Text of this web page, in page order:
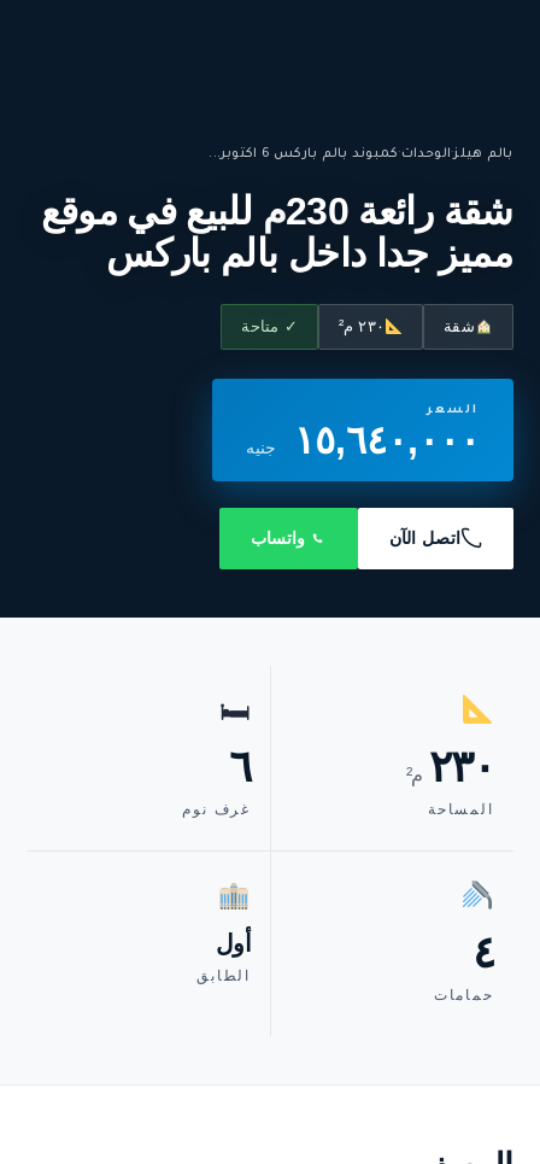
بالم هيلز·الوحدات·كمبوند بالم باركس 6 اكتوبر...
شقة رائعة 230م للبيع في موقع
مميز جدا داخل بالم باركس
شقة ٢٣٠ م² ✓ متاحة
السعر
١٥,٦٤٠,٠٠٠ جنيه
اتصل الآن واتساب
٢٣٠ م²
المساحة
🛏
٦
غرف نوم
٤
حمامات
أول
الطابق